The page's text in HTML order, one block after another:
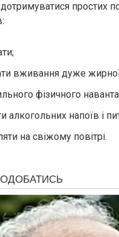
простих
вживання дуже
фізичного
алкогольних напоїв і
на свіжому повітрі.